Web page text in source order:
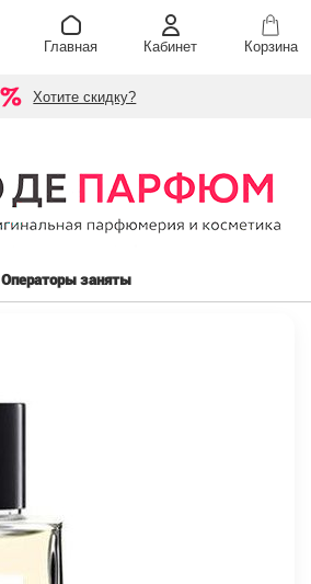
Хотите скидку?
Операторы заняты
Главная Кабинет Корзина